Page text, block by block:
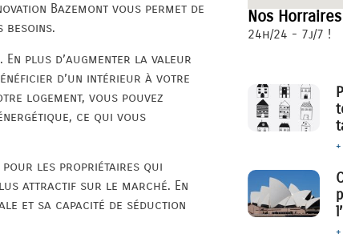
Bazemont vous permet de
besoins.
En plus d’augmenter la valeur
d’un intérieur à votre
logement, vous pouvez
ce qui vous
pour les propriétaires qui
attractif sur le marché. En
et sa capacité de séduction
Nos
24h/24 - 7j/7 !